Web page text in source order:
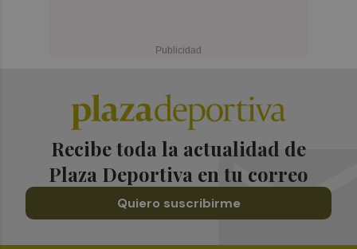
Recibe toda la actualidad de
Plaza Deportiva en tu correo
Quiero suscribirme